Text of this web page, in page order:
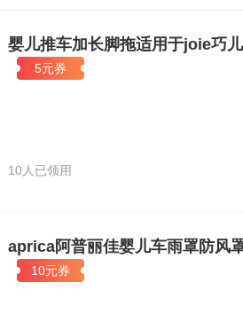
婴儿推车加长脚拖适用于joie巧
5元券
10人已领用
aprica阿普丽佳婴儿车雨罩防风
10元券